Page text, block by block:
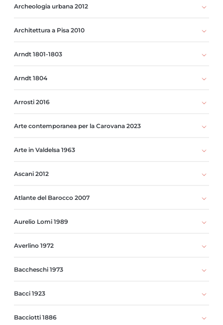
Archeologia urbana 2012
Architettura a Pisa 2010
Arndt 1801-1803
Arndt 1804
Arrosti 2016
Arte contemporanea per la Carovana 2023
Arte in Valdelsa 1963
Ascani 2012
Atlante del Barocco 2007
Aurelio Lomi 1989
Averlino 1972
Baccheschi 1973
Bacci 1923
Bacciotti 1886